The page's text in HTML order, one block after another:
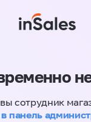
сотрудник
панель